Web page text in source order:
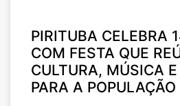
PIRITUBA CELEBRA
COM FESTA QUE
CULTURA, MÚSICA
PARA A POPULAÇÃO